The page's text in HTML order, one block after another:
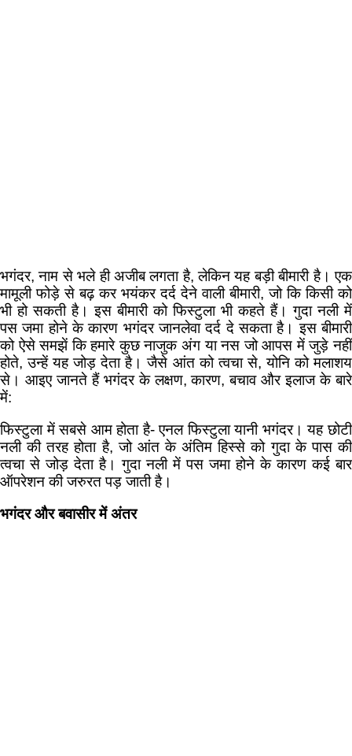
भगंदर, नाम से भले ही अजीब लगता है, लेकिन यह बड़ी बीमारी है। एक
मामूली फोड़े से बढ़ कर भयंकर दर्द देने वाली बीमारी, जो कि किसी को
भी हो सकती है। इस बीमारी को फिस्टुला भी कहते हैं। गुदा नली में
पस जमा होने के कारण भगंदर जानलेवा दर्द दे सकता है। इस बीमारी
को ऐसे समझें कि हमारे कुछ नाजुक अंग या नस जो आपस में जुड़े नहीं
होते, उन्हें यह जोड़ देता है। जैसे आंत को त्वचा से, योनि को मलाशय
से। आइए जानते हैं भगंदर के लक्षण, कारण, बचाव और इलाज के बारे
में:
फिस्टुला में सबसे आम होता है- एनल फिस्टुला यानी भगंदर। यह छोटी
नली की तरह होता है, जो आंत के अंतिम हिस्से को गुदा के पास की
त्वचा से जोड़ देता है। गुदा नली में पस जमा होने के कारण कई बार
ऑपरेशन की जरुरत पड़ जाती है।
भगंदर और बवासीर में अंतर